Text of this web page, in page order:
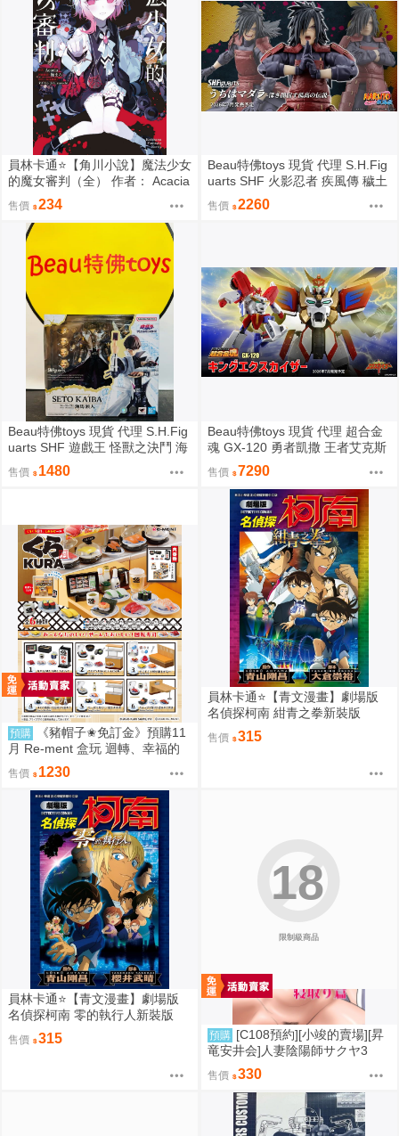
員林卡通⭐️【角川小說】魔法少女
的魔女審判（全） 作者： Acacia
(附尼采書套)
售價 234
Beau特佛toys 現貨 代理 S.H.Fig
uarts SHF 火影忍者 疾風傳 穢土
轉身 宇智波斑 0209
售價 2260
Beau特佛toys 現貨 代理 S.H.Fig
uarts SHF 遊戲王 怪獸之決鬥 海
馬瀬人 0209
售價 1480
Beau特佛toys 現貨 代理 超合金
魂 GX-120 勇者凱撒 王者艾克斯
凱撒 0209
售價 7290
預購
《豬帽子✬免訂金》預購11
月 Re-ment 盒玩 迴轉、幸福的
一盤 藏壽司 中盒6入 0816
售價 1230
員林卡通⭐️【青文漫畫】劇場版
名偵探柯南 紺青之拳新裝版
（全）作者：青山剛昌(附尼采書
套)
售價 315
員林卡通⭐️【青文漫畫】劇場版
名偵探柯南 零的執行人新裝版
（全）作者：青山剛昌(附尼采書
套)
售價 315
限制級商品
18
預購 [C108預約][小竣的賣場][昇
竜安井会]人妻陰陽師サクヤ3
寝取り篇 同人誌id=3785657
售價 330